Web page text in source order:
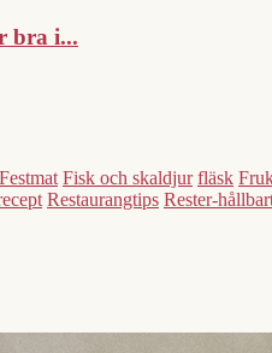
bra i...
Festmat Fisk och skaldjur fläsk
Restaurangtips Rester-